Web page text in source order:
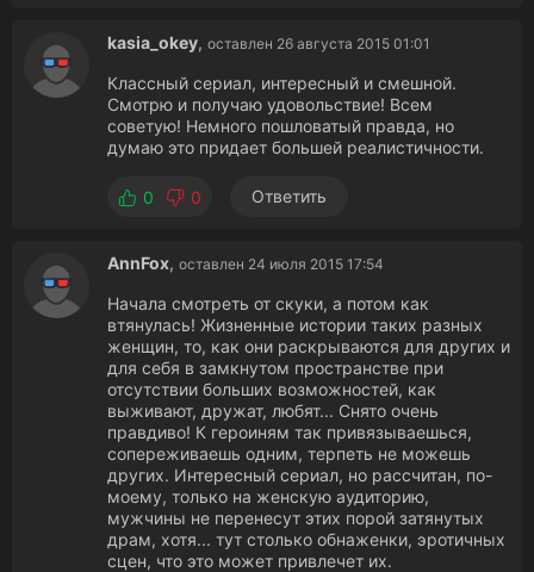
kasia_okey, оставлен 26 августа 2015 01:01
Классный сериал, интересный и смешной.
Смотрю и получаю удовольствие! Всем
советую! Немного пошловатый правда, но
думаю это придает большей реалистичности.
0 0 Ответить
AnnFox, оставлен 24 июля 2015 17:54
Начала смотреть от скуки, а потом как
втянулась! Жизненные истории таких разных
женщин, то, как они раскрываются для других и
для себя в замкнутом пространстве при
отсутствии больших возможностей, как
выживают, дружат, любят... Снято очень
правдиво! К героиням так привязываешься,
сопереживаешь одним, терпеть не можешь
других. Интересный сериал, но рассчитан, по-
моему, только на женскую аудиторию,
мужчины не перенесут этих порой затянутых
драм, хотя... тут столько обнаженки, эротичных
сцен, что это может привлечет их.